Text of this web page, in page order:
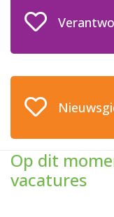
Op dit
vacatures